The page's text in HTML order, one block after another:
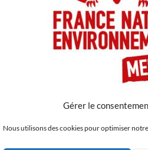
Gérer le
Nous utilisons des cookies pour optimiser